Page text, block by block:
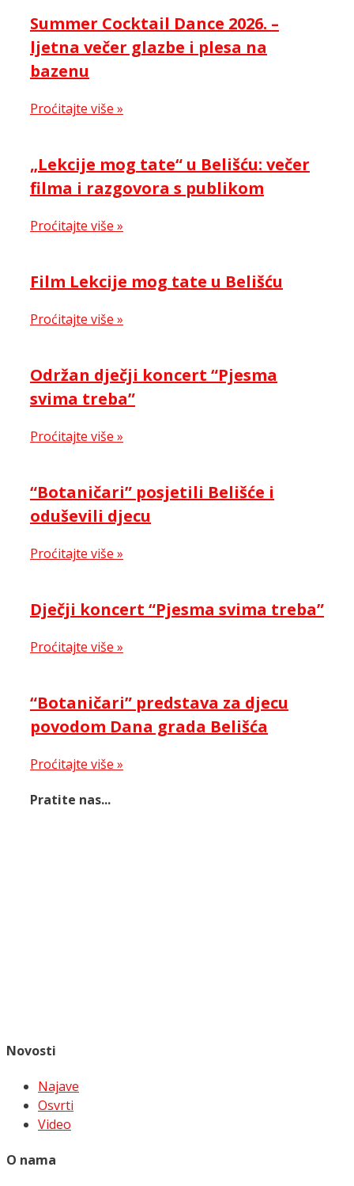
Summer Cocktail Dance 2026. –
ljetna večer glazbe i plesa na
bazenu
Proćitajte više »
„Lekcije mog tate“ u Belišću: večer
filma i razgovora s publikom
Proćitajte više »
Film Lekcije mog tate u Belišću
Proćitajte više »
Održan dječji koncert “Pjesma
svima treba”
Proćitajte više »
“Botaničari” posjetili Belišće i
oduševili djecu
Proćitajte više »
Dječji koncert “Pjesma svima treba”
Proćitajte više »
“Botaničari” predstava za djecu
povodom Dana grada Belišća
Proćitajte više »
Pratite nas...
Novosti
Najave
Osvrti
Video
O nama